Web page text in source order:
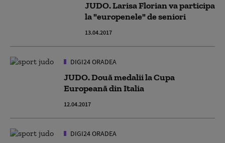
JUDO. Larisa Florian va participa
la "europenele" de seniori
13.04.2017
DIGI24 ORADEA
JUDO. Două medalii la Cupa
Europeană din Italia
12.04.2017
DIGI24 ORADEA